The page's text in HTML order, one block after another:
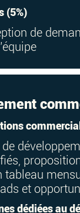
(5%)
de
tableau
et
dédiées au